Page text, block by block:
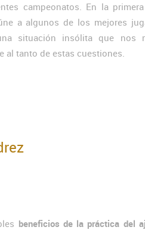
campeonatos. En la
a algunos de los mejores
situación insólita que nos
al tanto de estas cuestiones.
beneficios de la práctica del